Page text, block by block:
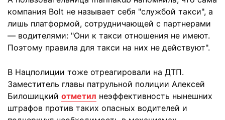
компания Bolt не называет себя "службой такси", а
лишь платформой, сотрудничающей с партнерами
— водителями: "Они к такси отношения не имеют.
Поэтому правила для такси на них не действуют".
В Нацполиции тоже отреагировали на ДТП.
Заместитель главы патрульной полиции Алексей
Билошицкий отметил неэффективность нынешних
штрафов против таких опасных водителей и